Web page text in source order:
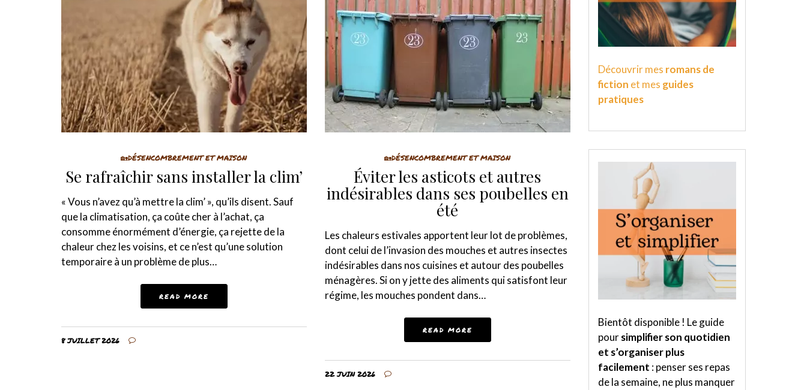
🏡DÉSENCOMBREMENT ET MAISON
Se rafraîchir sans installer la clim’
« Vous n’avez qu’à mettre la clim’ », qu’ils disent. Sauf
que la climatisation, ça coûte cher à l’achat, ça
consomme énormément d’énergie, ça rejette de la
chaleur chez les voisins, et ce n’est qu’une solution
temporaire à un problème de plus…
READ MORE
8 JUILLET 2026
🏡DÉSENCOMBREMENT ET MAISON
Éviter les asticots et autres
indésirables dans ses poubelles en
été
Les chaleurs estivales apportent leur lot de problèmes,
dont celui de l’invasion des mouches et autres insectes
indésirables dans nos cuisines et autour des poubelles
ménagères. Si on y jette des aliments qui satisfont leur
régime, les mouches pondent dans…
READ MORE
22 JUIN 2026
Découvrir mes romans de
fiction et mes guides
pratiques
Bientôt disponible ! Le guide
poursimplifier son quotidien
et s’organiser plus
facilement : penser ses repas
de la semaine, ne plus manquer